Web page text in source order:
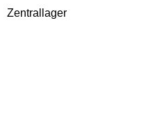
Zentrallager